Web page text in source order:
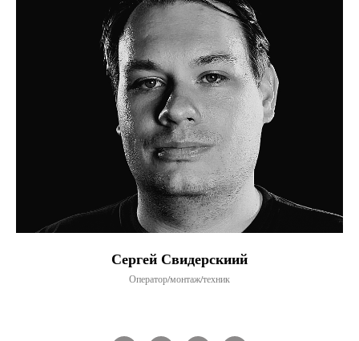
Сергей Свидерскиий
Оператор/монтаж/техник